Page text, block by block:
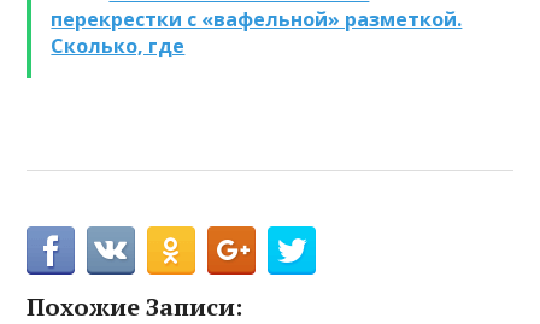
перекрестки с «вафельной» разметкой.
Сколько, где
Похожие Записи: